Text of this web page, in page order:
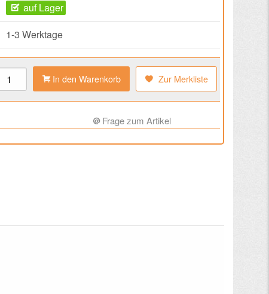
auf Lager
1-3 Werktage
Zur Merkliste
In den Warenkorb
Frage zum Artikel